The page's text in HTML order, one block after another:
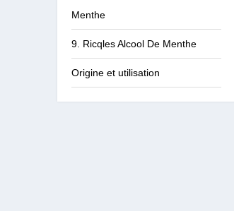
Menthe
9. Ricqles Alcool De Menthe
Origine et utilisation